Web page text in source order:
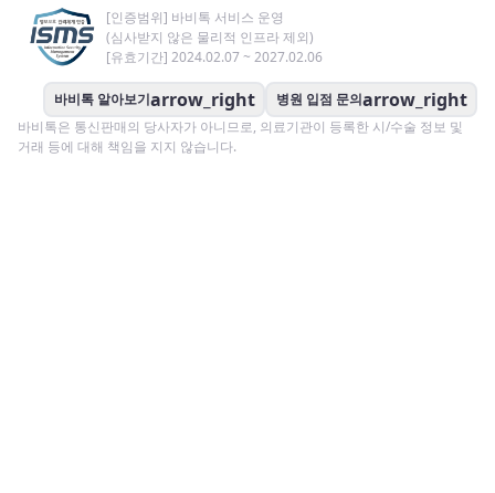
[인증범위] 바비톡 서비스 운영
(심사받지 않은 물리적 인프라 제외)
[유효기간] 2024.02.07 ~ 2027.02.06
바비톡 알아보기arrow_right 병원 입점 문의arrow_right
바비톡은 통신판매의 당사자가 아니므로, 의료기관이 등록한 시/수술 정보 및
거래 등에 대해 책임을 지지 않습니다.